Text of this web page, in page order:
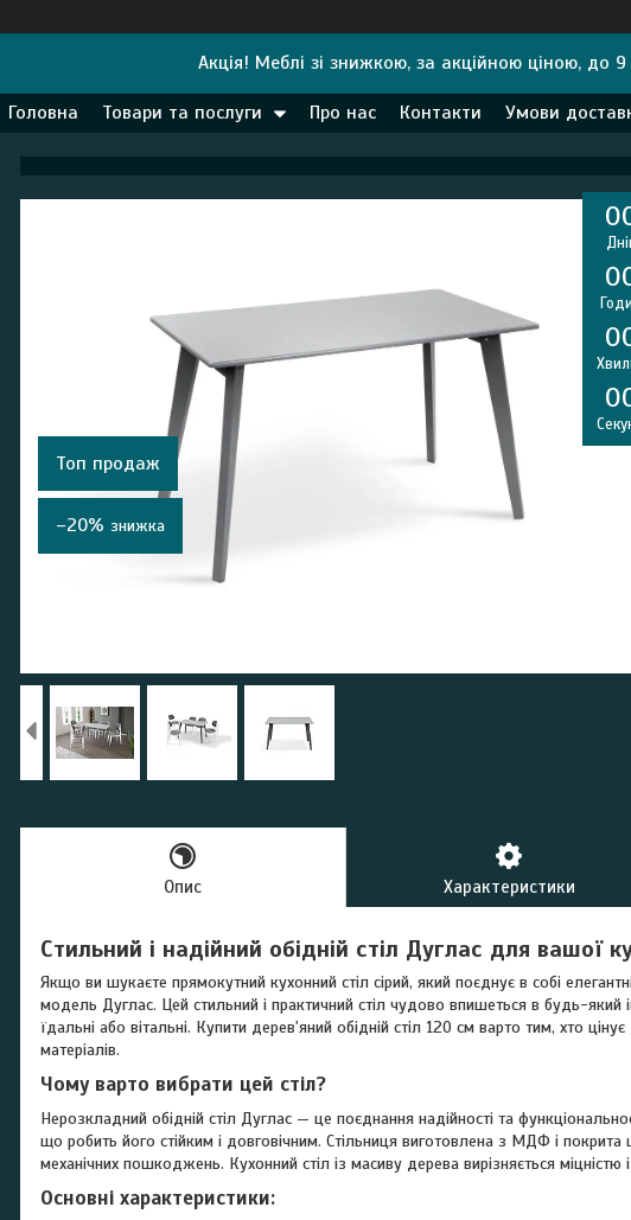
Акція! Меблі зі знижкою, за акційною ціною, до 9
Головна Товари та послуги Про нас Контакти Умови
0
0
0
0
Топ продаж
–20%
Опис Характеристики
Стильний і надійний обідній стіл Дуглас для вашої
Якщо ви шукаєте прямокутний кухонний стіл сірий, який поєднує в собі
модель Дуглас. Цей стильний і практичний стіл чудово впишеться в будь-який
їдальні або вітальні. Купити дерев'яний обідній стіл 120 см варто тим, хто цінує
матеріалів.
Чому варто вибрати цей стіл?
Нерозкладний обідній стіл Дуглас — це поєднання надійності та
що робить його стійким і довговічним. Стільниця виготовлена з МДФ і
механічних пошкоджень. Кухонний стіл із масиву дерева вирізняється
Основні характеристики: